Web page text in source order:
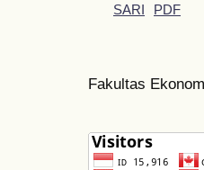
SARI PDF
Fakultas